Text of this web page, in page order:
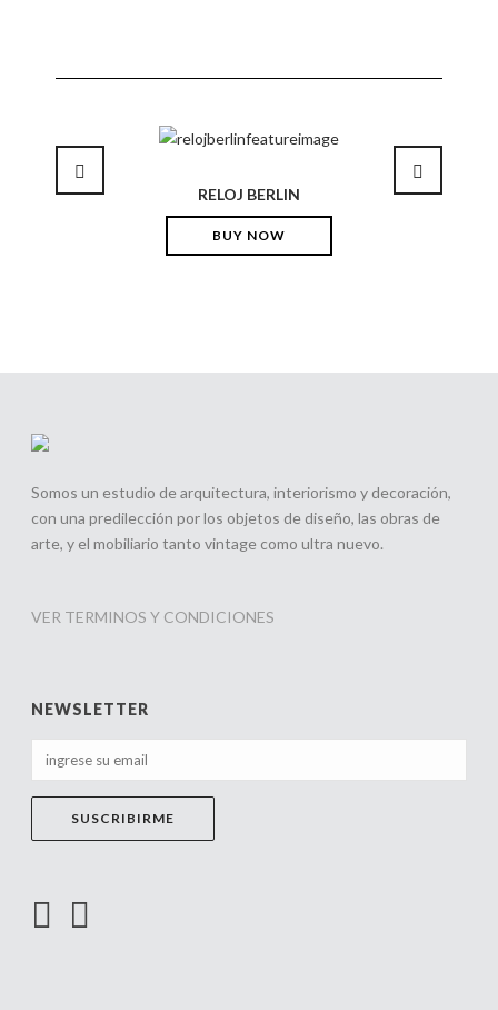
RELOJ BERLIN
BUY NOW
Somos un estudio de arquitectura, interiorismo y decoración,
con una predilección por los objetos de diseño, las obras de
arte, y el mobiliario tanto vintage como ultra nuevo.
VER TERMINOS Y CONDICIONES
NEWSLETTER